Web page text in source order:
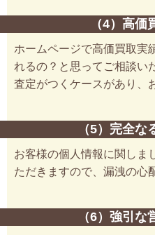
（4）高価
ホームページで高価買取実
れるの？と思ってご相談い
査定がつくケースがあり、
（5）完全な
お客様の個人情報に関しま
ただきますので、漏洩の心
（6）強引な